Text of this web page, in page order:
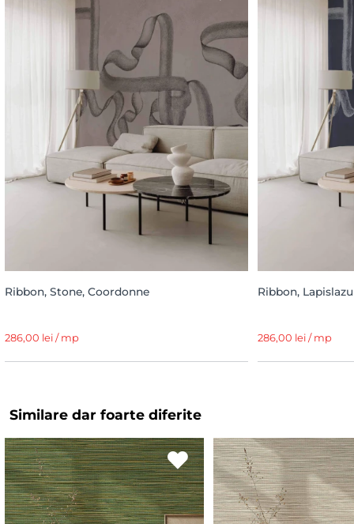
Ribbon, Stone, Coordonne
286,00 lei / mp
Ribbon,
286,00 lei / mp
Similare dar foarte diferite